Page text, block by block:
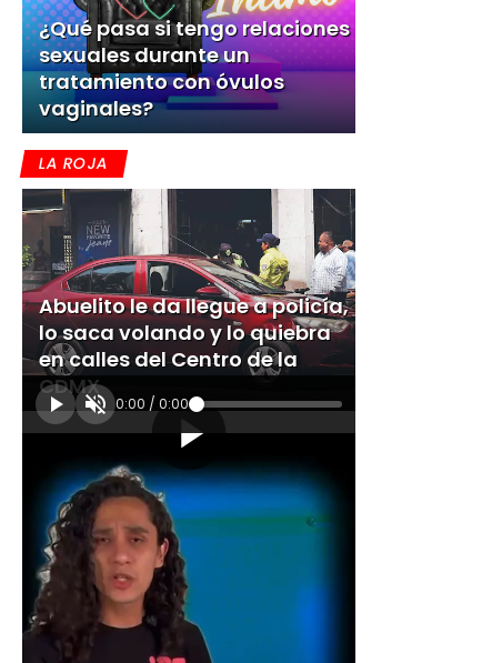
¿Qué pasa si tengo relaciones
sexuales durante un
tratamiento con óvulos
vaginales?
LA ROJA
Abuelito le da llegue a policía,
lo saca volando y lo quiebra
en calles del Centro de la
CDMX
0:00 / 0:00
[Publicidad]